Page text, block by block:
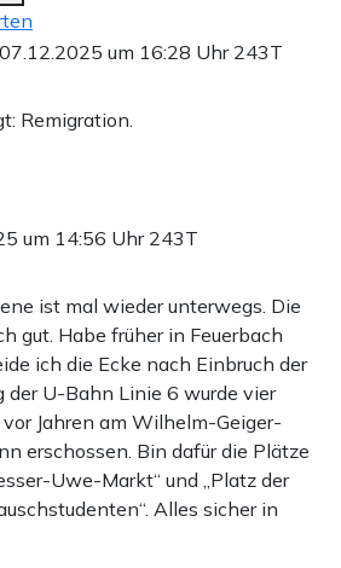
07.12.2025 um 16:28 Uhr 243T
Remigration.
um 14:56 Uhr 243T
ist mal wieder unterwegs. Die
gut. Habe früher in Feuerbach
ich die Ecke nach Einbruch der
der U-Bahn Linie 6 wurde vier
Jahren am Wilhelm-Geiger-
erschossen. Bin dafür die Plätze
Uwe-Markt“ und „Platz der
Alles sicher in